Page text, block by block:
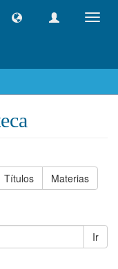
Títulos Materias
Ir